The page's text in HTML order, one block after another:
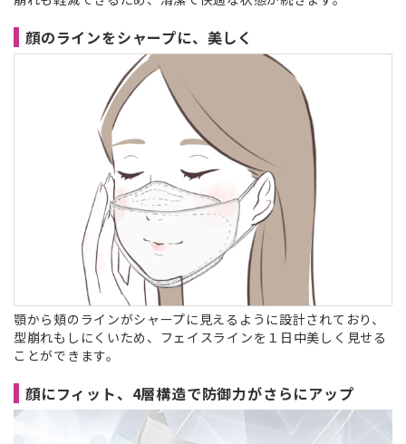
顔のラインをシャープに、美しく
顎から頬のラインがシャープに見えるように設計されており、
型崩れもしにくいため、フェイスラインを１日中美しく見せる
ことができます。
顔にフィット、4層構造で防御力がさらにアップ